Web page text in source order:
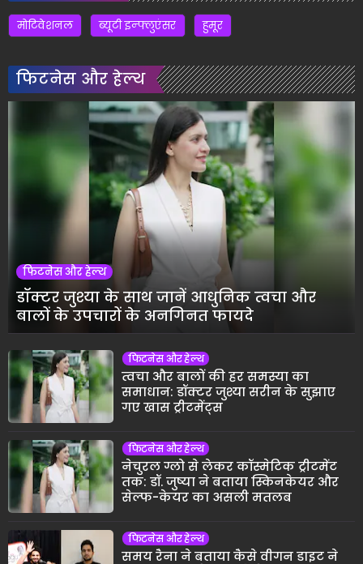
मोटिवेशनल ब्यूटी इन्फ्लुएंसर हुमूर
फिटनेस और हेल्थ
फिटनेस और हेल्थ
डॉक्टर जुश्या के साथ जानें आधुनिक त्वचा और
बालों के उपचारों के अनगिनत फायदे
फिटनेस और हेल्थ
त्वचा और बालों की हर समस्या का
समाधान: डॉक्टर जुश्या सरीन के सुझाए
गए खास ट्रीटमेंट्स
फिटनेस और हेल्थ
नेचुरल ग्लो से लेकर कॉस्मेटिक ट्रीटमेंट
तक: डॉ. जुष्या ने बताया स्किनकेयर और
सेल्फ-केयर का असली मतलब
फिटनेस और हेल्थ
समय रैना ने बताया कैसे वीगन डाइट ने